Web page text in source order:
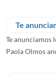
Te
Te anunciamos
Paola Olmos